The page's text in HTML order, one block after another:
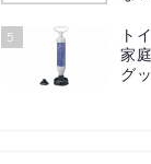
5
ト
家
グ